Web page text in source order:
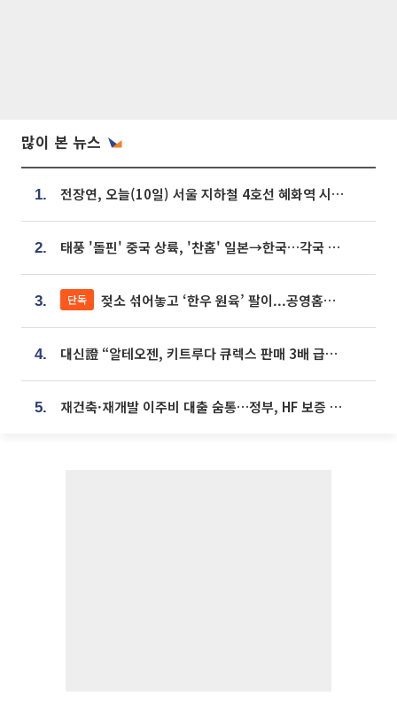
많이 본 뉴스
1. 전장연, 오늘(10일) 서울 지하철 4호선 혜화역 시위…1호선 용산역 무정차
2. 태풍 '돌핀' 중국 상륙, '찬홈' 일본→한국…각국 기상청 예상 경로는?
3. 단독 젖소 섞어놓고 ‘한우 원육’ 팔이...공영홈쇼핑 표기·검증 구멍
4. 대신證 “알테오젠, 키트루다 큐렉스 판매 3배 급증…목표가 41만원 상향”
5. 재건축·재개발 이주비 대출 숨통…정부, HF 보증 신설 추진